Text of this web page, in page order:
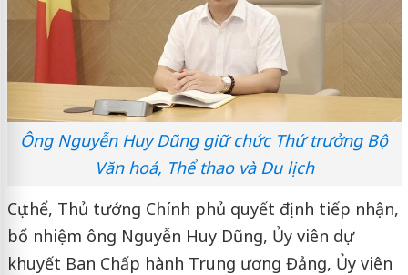
Ông Nguyễn Huy Dũng giữ chức Thứ trưởng Bộ
Văn hoá, Thể thao và Du lịch
Cụ thể, Thủ tướng Chính phủ quyết định tiếp nhận,
bổ nhiệm ông Nguyễn Huy Dũng, Ủy viên dự
khuyết Ban Chấp hành Trung ương Đảng, Ủy viên